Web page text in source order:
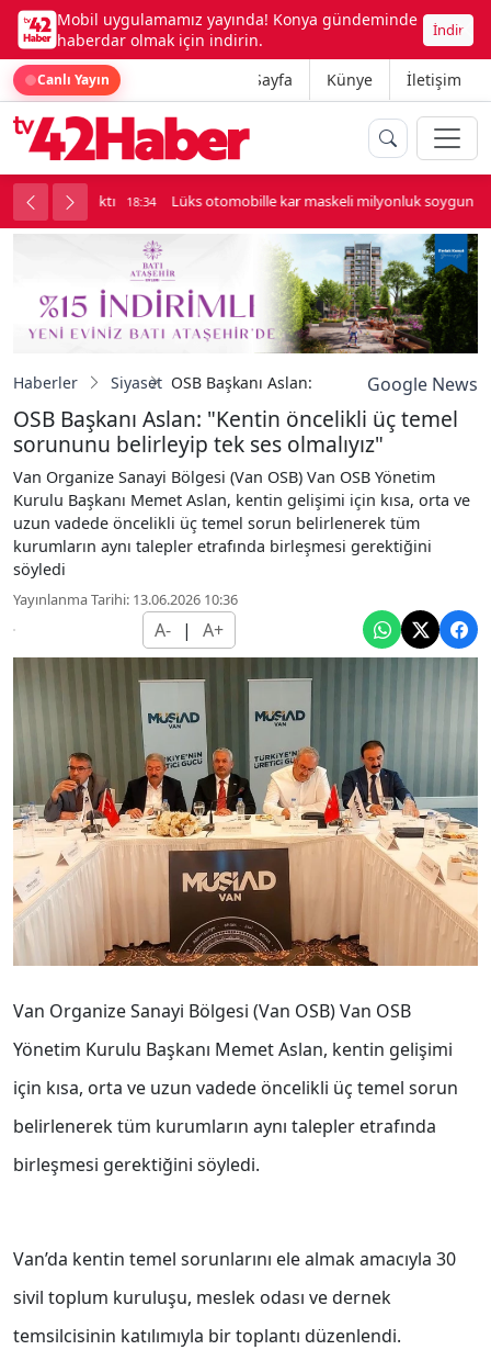
Mobil uygulamamız yayında! Konya gündeminde
haberdar olmak için indirin.
İndir
Canlı Yayın Ana Sayfa Künye İletişim
kavga çıktı 18:34 Lüks otomobille kar maskeli milyonluk soygun
Haberler Siyaset OSB Başkanı Aslan: "Kentin öncelikli üç
Google News
OSB Başkanı Aslan: "Kentin öncelikli üç temel
sorununu belirleyip tek ses olmalıyız"
Van Organize Sanayi Bölgesi (Van OSB) Van OSB Yönetim
Kurulu Başkanı Memet Aslan, kentin gelişimi için kısa, orta ve
uzun vadede öncelikli üç temel sorun belirlenerek tüm
kurumların aynı talepler etrafında birleşmesi gerektiğini
söyledi
Yayınlanma Tarihi: 13.06.2026 10:36
A- | A+
Van Organize Sanayi Bölgesi (Van OSB) Van OSB
Yönetim Kurulu Başkanı Memet Aslan, kentin gelişimi
için kısa, orta ve uzun vadede öncelikli üç temel sorun
belirlenerek tüm kurumların aynı talepler etrafında
birleşmesi gerektiğini söyledi.
Van’da kentin temel sorunlarını ele almak amacıyla 30
sivil toplum kuruluşu, meslek odası ve dernek
temsilcisinin katılımıyla bir toplantı düzenlendi.